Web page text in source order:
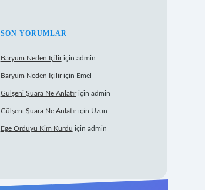
SON YORUMLAR
Baryum Neden Içiliriçin admin
Baryum Neden Içiliriçin Emel
Gülşeni Şuara Ne Anlatıriçin admin
Gülşeni Şuara Ne Anlatıriçin Uzun
Ege Orduyu Kim Kurdu için admin